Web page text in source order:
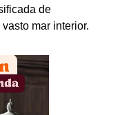
de
mar interior.